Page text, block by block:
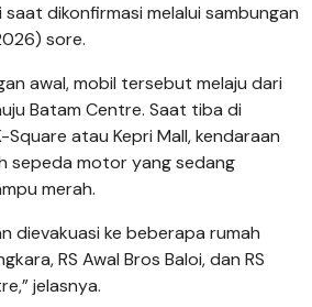
saat dikonfirmasi melalui sambungan
sore.
awal, mobil tersebut melaju dari
Batam Centre. Saat tiba di
atau Kepri Mall, kendaraan
sepeda motor yang sedang
merah.
dievakuasi ke beberapa rumah
RS Awal Bros Baloi, dan RS
jelasnya.